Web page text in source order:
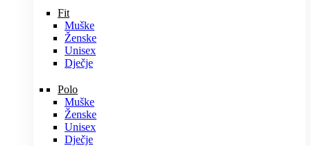
Fit
Muške
Ženske
Unisex
Dječje
Polo
Muške
Ženske
Unisex
Dječje